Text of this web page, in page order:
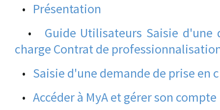
• Présentation
• Guide Utilisateurs Saisie d'une
charge Contrat de
• Saisie d'une demande de prise en
• Accéder à MyA et gérer son compte